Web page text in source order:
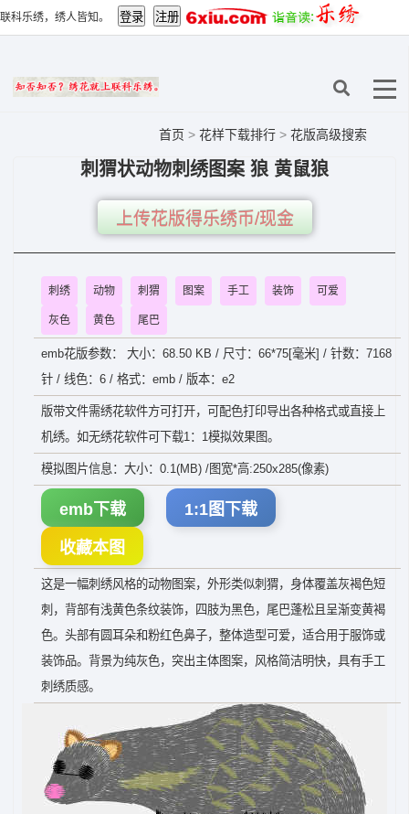
联科乐绣，绣人皆知。
首页 > 花样下载排行 > 花版高级搜索
刺猬状动物刺绣图案 狼 黄鼠狼
上传花版得乐绣币/现金
刺绣 动物 刺猬 图案 手工 装饰 可爱
灰色 黄色 尾巴
emb花版参数： 大小：68.50 KB / 尺寸：66*75[毫米] / 针数：7168
针 / 线色：6 / 格式：emb / 版本：e2
版带文件需绣花软件方可打开，可配色打印导出各种格式或直接上
机绣。如无绣花软件可下载1：1模拟效果图。
模拟图片信息：大小：0.1(MB) /图宽*高:250x285(像素)
emb下载 1:1图下载
收藏本图
这是一幅刺绣风格的动物图案，外形类似刺猬，身体覆盖灰褐色短
刺，背部有浅黄色条纹装饰，四肢为黑色，尾巴蓬松且呈渐变黄褐
色。头部有圆耳朵和粉红色鼻子，整体造型可爱，适合用于服饰或
装饰品。背景为纯灰色，突出主体图案，风格简洁明快，具有手工
刺绣质感。